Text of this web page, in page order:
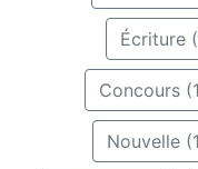
Écriture
Concours
Nouvelle